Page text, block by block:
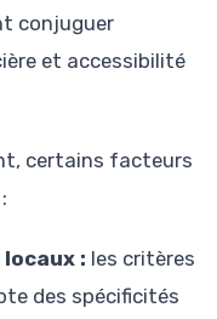
conjuguer
et accessibilité
certains facteurs
: les critères
des spécificités